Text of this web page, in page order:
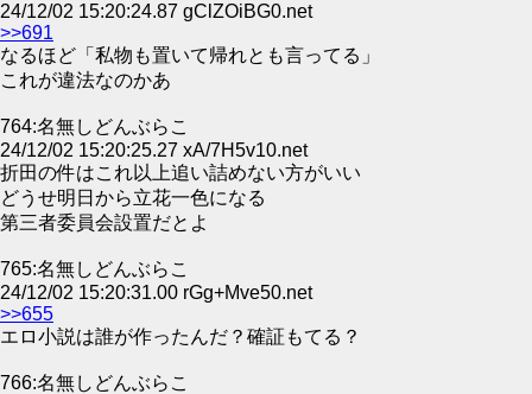
24/12/02 15:20:24.87 gClZOiBG0.net
>>691
なるほど「私物も置いて帰れとも言ってる」
これが違法なのかあ
764:名無しどんぶらこ
24/12/02 15:20:25.27 xA/7H5v10.net
折田の件はこれ以上追い詰めない方がいい
どうせ明日から立花一色になる
第三者委員会設置だとよ
765:名無しどんぶらこ
24/12/02 15:20:31.00 rGg+Mve50.net
>>655
エロ小説は誰が作ったんだ？確証もてる？
766:名無しどんぶらこ